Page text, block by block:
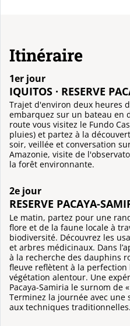
Itinéraire
1er jour
IQUITOS · RESERVE
Trajet d'environ deux heures
embarquez sur un bateau en
route vous visitez le Fundo
pluies) et partez à la
soir, veillée et conversation
Amazonie, visite de
la forêt environnante.
2e jour
RESERVE PACAYA-
Le matin, partez pour une
flore et de la faune locale à
biodiversité. Découvrez les
et arbres médicinaux. Dans
à la recherche des dauphins
fleuve reflètent à la perfection
végétation alentour. Une
Pacaya-Samiria le surnom de
Terminez la journée avec une
aux techniques traditionnelles.